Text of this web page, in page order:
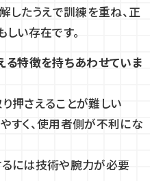
したうえで訓練を重ね、正
い存在です。
る特徴を持ちあわせていま
押さえることが難しい
すく、使用者側が不利にな
には技術や腕力が必要